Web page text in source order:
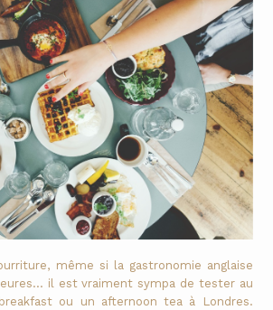
même si la gastronomie anglaise
il est vraiment sympa de tester au
ou un afternoon tea à Londres.